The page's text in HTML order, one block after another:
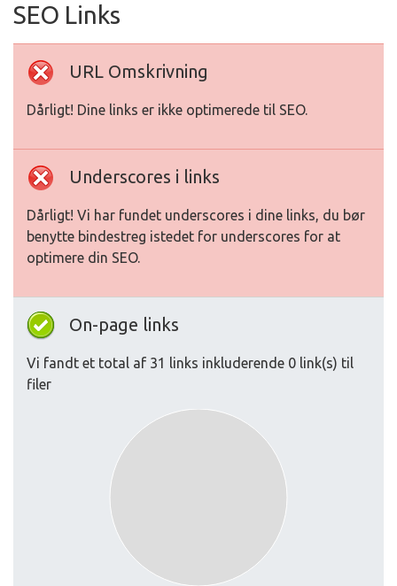
SEO Links
URL Omskrivning
Dårligt! Dine links er ikke optimerede til SEO.
Underscores i links
Dårligt! Vi har fundet underscores i dine links, du bør
benytte bindestreg istedet for underscores for at
optimere din SEO.
On-page links
Vi fandt et total af 31 links inkluderende 0 link(s) til
filer